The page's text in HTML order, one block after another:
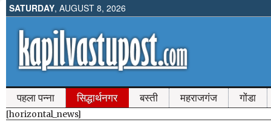
SATURDAY, AUGUST 8, 2026
पहला पन्ना सिद्धार्थनगर बस्ती महराजगंज गोंडा
[horizontal_news]